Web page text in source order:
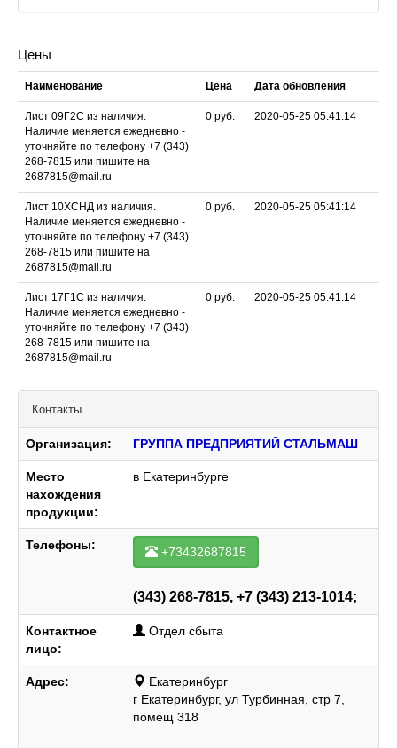
Цены
Наименование Цена Дата обновления
Лист 09Г2С из наличия.
Наличие меняется ежедневно -
уточняйте по телефону +7 (343)
268-7815 или пишите на
2687815@mail.ru
0 руб. 2020-05-25 05:41:14
Лист 10ХСНД из наличия.
Наличие меняется ежедневно -
уточняйте по телефону +7 (343)
268-7815 или пишите на
2687815@mail.ru
0 руб. 2020-05-25 05:41:14
Лист 17Г1С из наличия.
Наличие меняется ежедневно -
уточняйте по телефону +7 (343)
268-7815 или пишите на
2687815@mail.ru
0 руб. 2020-05-25 05:41:14
Контакты
Организация: ГРУППА ПРЕДПРИЯТИЙ СТАЛЬМАШ
Место
нахождения
продукции:
в Екатеринбурге
Телефоны: +73432687815
(343) 268-7815, +7 (343) 213-1014;
Контактное
лицо:
Отдел сбыта
Адрес:
Екатеринбург
г Екатеринбург, ул Турбинная, стр 7,
помещ 318